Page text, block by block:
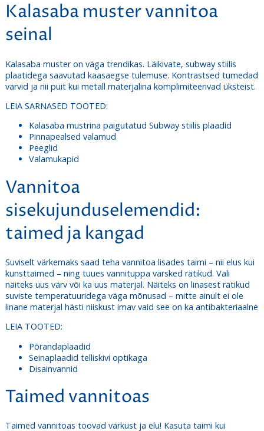
Kalasaba muster vannitoa
seinal
Kalasaba muster on väga trendikas. Läikivate, subway stiilis
plaatidega saavutad kaasaegse tulemuse. Kontrastsed tumedad
värvid ja nii puit kui metall materjalina komplimiteerivad üksteist.
LEIA SARNASED TOOTED:
Kalasaba mustrina paigutatud Subway stiilis plaadid
Pinnapealsed valamud
Peeglid
Valamukapid
Vannitoa
sisekujunduselemendid:
taimed ja kangad
Suviselt värkemaks saad teha vannitoa lisades taimi – nii elus kui
kunsttaimed – ning tuues vannituppa värsked rätikud. Vali
näiteks uus värv või ka uus materjal. Näiteks on linasest rätikud
suviste temperatuuridega väga mõnusad – mitte ainult ei ole
linane materjal hästi niiskust imav vaid see on ka antibakteriaalne
LEIA TOOTED:
Põrandaplaadid
Seinaplaadid telliskivi optikaga
Disainvannid
Taimed vannitoas
Taimed vannitoas toovad värkust ja elu! Kasuta taimi kui